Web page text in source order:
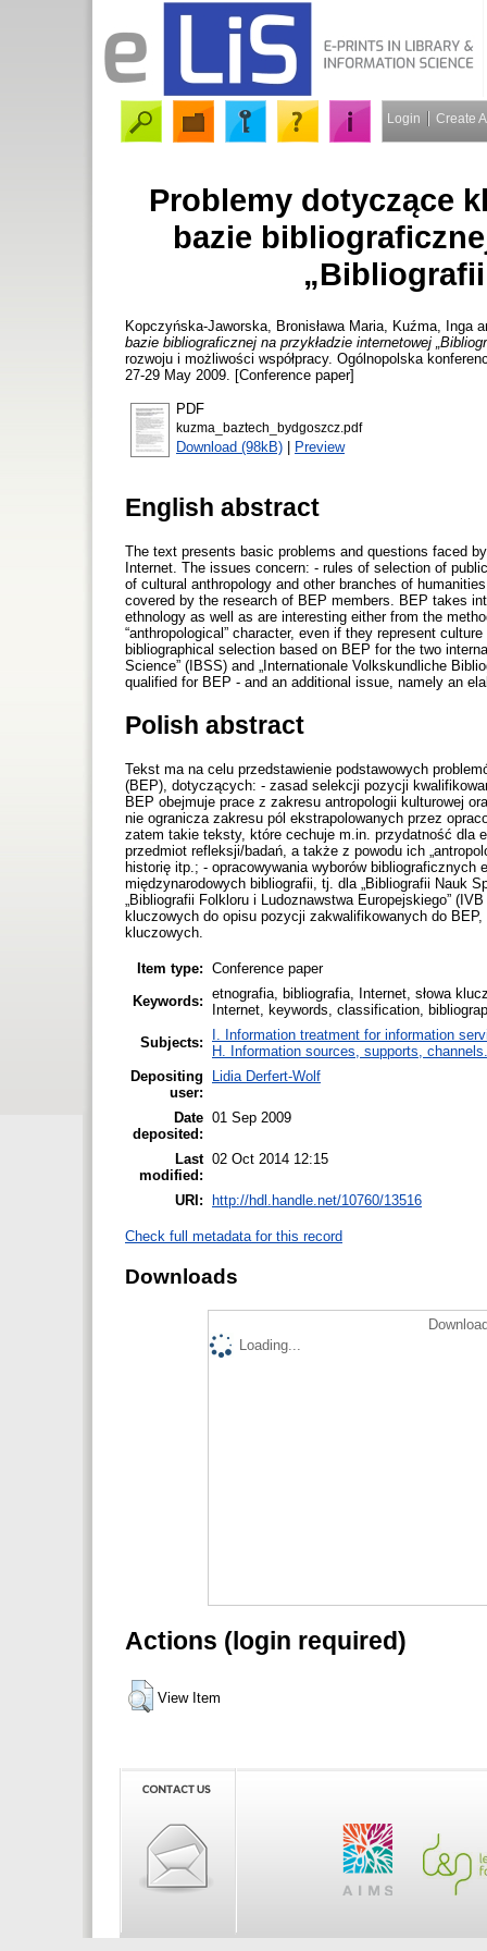
Login Create
Problemy dotyczące
bazie
Kopczyńska-Jaworska, Bronisława Maria Kuźma, Inga
bazie bibliograficznej na przykładzie internetowej
rozwoju i możliwości współpracy. Ogólnopolska
27-29 May 2009. [Conference paper]
PDF
kuzma_baztech_bydgoszcz.pdf
Download (98kB) | Preview
English abstract
The text presents basic problems and questions faced
Internet. The issues concern: - rules of selection of
of cultural anthropology and other branches of
covered by the research of BEP members. BEP takes
ethnology as well as are interesting either from the
“anthropological” character, even if they represent
bibliographical selection based on BEP for the two
Science” (IBSS) and „Internationale Volkskundliche
qualified for BEP - and an additional issue, namely an
Polish abstract
Tekst ma na celu przedstawienie podstawowych
(BEP), dotyczących: - zasad selekcji pozycji
BEP obejmuje prace z zakresu antropologii kulturowej
nie ogranicza zakresu pól ekstrapolowanych przez
zatem takie teksty, które cechuje m.in. przydatność dla
przedmiot refleksji/badań, a także z powodu ich
historię itp.; - opracowywania wyborów
międzynarodowych bibliografii, tj. dla „Bibliografii Nauk
„Bibliografii Folkloru i Ludoznawstwa Europejskiego”
kluczowych do opisu pozycji zakwalifikowanych do
kluczowych.
Item type: Conference paper
Keywords: etnografia, bibliografia, Internet, słowa
Internet, keywords, classification,
Subjects:
I. Information treatment for information
H. Information sources, supports, channels.
Depositing
user:
Lidia Derfert-Wolf
Date
deposited:
01 Sep 2009
Last
modified:
02 Oct 2014 12:15
URI: http://hdl.handle.net/10760/13516
Check full metadata for this record
Downloads
Loading...
Actions (login required)
View Item